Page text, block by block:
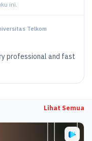
ini.
Telkom
professional and fast
Lihat Semua